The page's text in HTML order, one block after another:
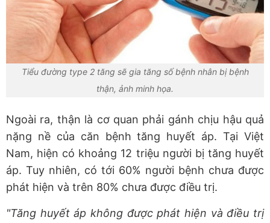
Tiểu đường type 2 tăng sẽ gia tăng số bệnh nhân bị bệnh
thận, ảnh minh họa.
Ngoài ra, thận là cơ quan phải gánh chịu hậu quả
nặng nề của căn bệnh tăng huyết áp. Tại Việt
Nam, hiện có khoảng 12 triệu người bị tăng huyết
áp. Tuy nhiên, có tới 60% người bệnh chưa được
phát hiện và trên 80% chưa được điều trị.
"Tăng huyết áp không được phát hiện và điều trị